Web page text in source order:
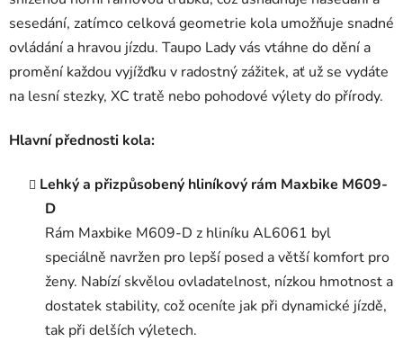
sesedání, zatímco celková geometrie kola umožňuje snadné
ovládání a hravou jízdu. Taupo Lady vás vtáhne do dění a
promění každou vyjížďku v radostný zážitek, ať už se vydáte
na lesní stezky, XC tratě nebo pohodové výlety do přírody.
Hlavní přednosti kola:
Lehký a přizpůsobený hliníkový rám Maxbike M609-
D
Rám Maxbike M609-D z hliníku AL6061 byl
speciálně navržen pro lepší posed a větší komfort pro
ženy. Nabízí skvělou ovladatelnost, nízkou hmotnost a
dostatek stability, což oceníte jak při dynamické jízdě,
tak při delších výletech.